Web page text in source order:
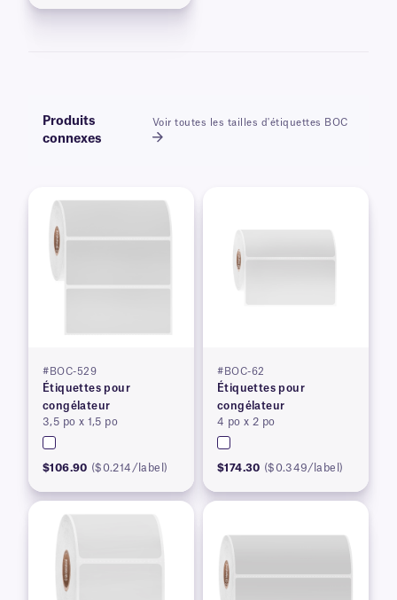
Produits
connexes
Voir toutes les tailles d'étiquettes BOC
#BOC-529
Étiquettes pour
congélateur
3,5 po x 1,5 po
$106.90 ($0.214/label)
#BOC-62
Étiquettes pour
congélateur
4 po x 2 po
$174.30 ($0.349/label)